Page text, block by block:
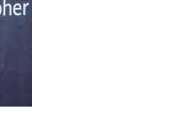
Project